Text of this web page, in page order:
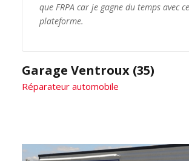
que FRPA car je gagne du temps avec
plateforme.
Garage Ventroux (35)
Réparateur automobile